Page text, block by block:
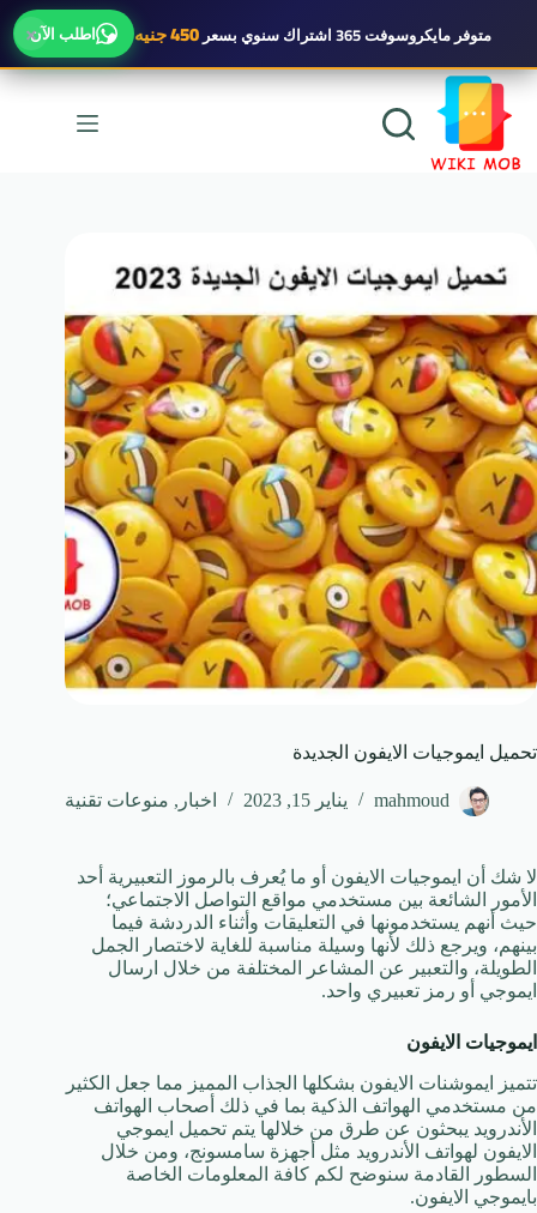
× متوفرمايكروسوفت 365 اشتراك سنوي بسعر450 جنيه اطلب الآن
التجاوز
المحتوى
تحميل ايموجيات الايفون الجديدة
mahmoud يناير 15, 2023 اخبار , منوعات تقنية
لا شك أن ايموجيات الايفون أو ما يُعرف بالرموز التعبيرية أحد
الأمور الشائعة بين مستخدمي مواقع التواصل الاجتماعي؛
حيث أنهم يستخدمونها في التعليقات وأثناء الدردشة فيما
بينهم، ويرجع ذلك لأنها وسيلة مناسبة للغاية لاختصار الجمل
الطويلة، والتعبير عن المشاعر المختلفة من خلال ارسال
ايموجي أو رمز تعبيري واحد.
ايموجيات الايفون
تتميز ايموشنات الايفون بشكلها الجذاب المميز مما جعل الكثير
من مستخدمي الهواتف الذكية بما في ذلك أصحاب الهواتف
الأندرويد يبحثون عن طرق من خلالها يتم تحميل ايموجي
الايفون لهواتف الأندرويد مثل أجهزة سامسونج، ومن خلال
السطور القادمة سنوضح لكم كافة المعلومات الخاصة
بايموجي الايفون.